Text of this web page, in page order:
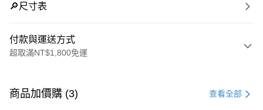
🔎尺寸表
付款與運送方式
超取滿NT$1,800免運
信用卡一次付款
商品加價購 (3) 查看全部